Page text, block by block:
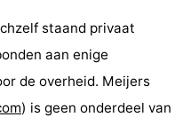
staand privaat
aan enige
de overheid. Meijers
) is geen onderdeel van